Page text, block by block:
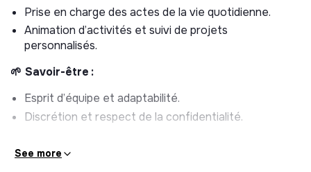
Plutôt qu'un processus classique, venez nous
rencontrer directement lors de notre forum de
recrutementle jeudi 21 mai 2026 !
👉 Pour vous inscrire et découvrir le projet :
ici
CE QUE NOUS VOUS PROPOSONS
🕰Début :
Prise en charge des actes de la vie quotidienne.
Animation d’activités et suivi de projets
personnalisés.
🌱 Savoir-être :
Esprit d’équipe et adaptabilité.
Discrétion et respect de la confidentialité.
See more